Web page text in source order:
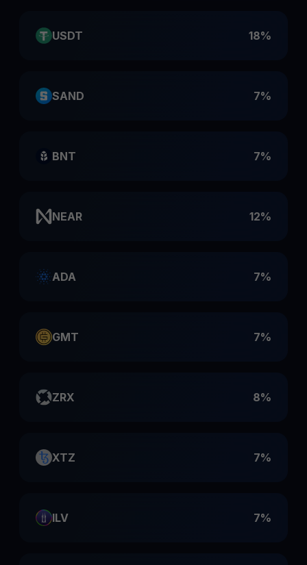
USDT 18%
SAND 7%
BNT 7%
NEAR 12%
ADA 7%
GMT 7%
ZRX 8%
XTZ 7%
ILV 7%